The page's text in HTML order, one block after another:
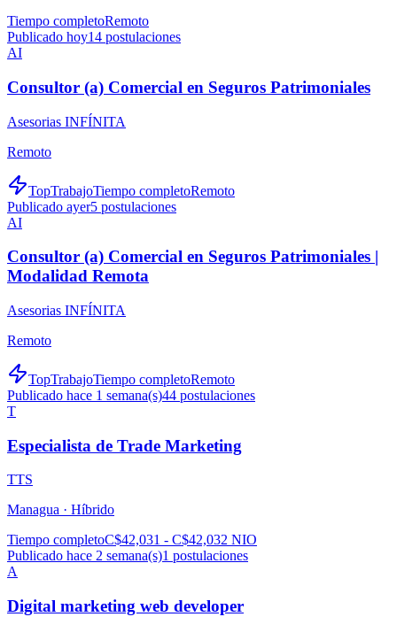
Tiempo completoRemoto
Publicado hoy14 postulaciones
AI
Consultor (a) Comercial en Seguros Patrimoniales
Asesorias INFÍNITA
Remoto
TopTrabajoTiempo completoRemoto
Publicado ayer5 postulaciones
AI
Consultor (a) Comercial en Seguros Patrimoniales |
Modalidad Remota
Asesorias INFÍNITA
Remoto
TopTrabajoTiempo completoRemoto
Publicado hace 1 semana(s)44 postulaciones
T
Especialista de Trade Marketing
TTS
Managua · Híbrido
Tiempo completoC$42,031 - C$42,032 NIO
Publicado hace 2 semana(s)1 postulaciones
A
Digital marketing web developer